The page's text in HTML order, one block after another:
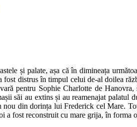
și palate, așa că în dimineața
distrus în timpul celui de-al doilea
pentru Sophie Charlotte de
săi au extins și au reamenajat
din dorința lui Frederick cel Mare.
a fost reconstruit cu mare grija, în